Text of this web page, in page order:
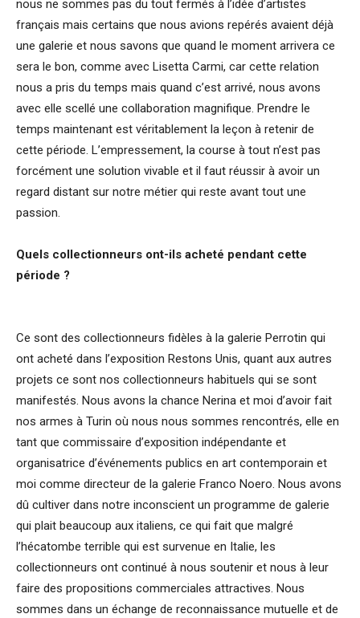
nous ne sommes pas du tout fermés à l’idée d’artistes
français mais certains que nous avions repérés avaient déjà
une galerie et nous savons que quand le moment arrivera ce
sera le bon, comme avec Lisetta Carmi, car cette relation
nous a pris du temps mais quand c’est arrivé, nous avons
avec elle scellé une collaboration magnifique. Prendre le
temps maintenant est véritablement la leçon à retenir de
cette période. L’empressement, la course à tout n’est pas
forcément une solution vivable et il faut réussir à avoir un
regard distant sur notre métier qui reste avant tout une
passion.
Quels collectionneurs ont-ils acheté pendant cette
période ?
Ce sont des collectionneurs fidèles à la galerie Perrotin qui
ont acheté dans l’exposition Restons Unis, quant aux autres
projets ce sont nos collectionneurs habituels qui se sont
manifestés. Nous avons la chance Nerina et moi d’avoir fait
nos armes à Turin où nous nous sommes rencontrés, elle en
tant que commissaire d’exposition indépendante et
organisatrice d’événements publics en art contemporain et
moi comme directeur de la galerie Franco Noero. Nous avons
dû cultiver dans notre inconscient un programme de galerie
qui plait beaucoup aux italiens, ce qui fait que malgré
l’hécatombe terrible qui est survenue en Italie, les
collectionneurs ont continué à nous soutenir et nous à leur
faire des propositions commerciales attractives. Nous
sommes dans un échange de reconnaissance mutuelle et de